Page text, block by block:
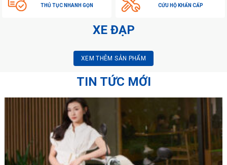
THỦ TỤC NHANH GỌN
CỨU HỘ KHẨN CẤP
XE ĐẠP
XEM THÊM SẢN PHẨM
TIN TỨC MỚI